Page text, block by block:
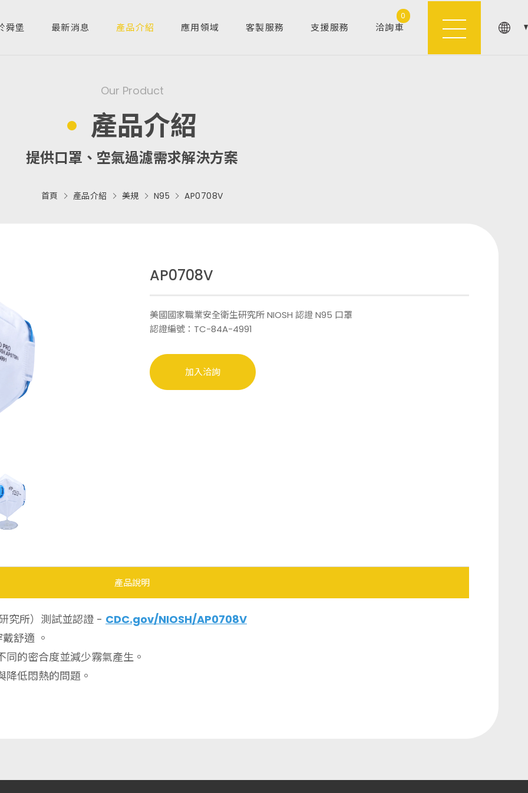
舜堡 最新消息 產品介紹 應用領域 客製服務 支援服務 洽詢車
0
Our Product
產品介紹
提供口罩、空氣過濾需求解決方案
首頁 產品介紹 美規 N95 AP0708V
AP0708V
美國國家職業安全衛生研究所 NIOSH 認證 N95 口罩
認證編號：TC-84A-4991
加入洽詢
產品說明
究所）測試並認證 - CDC.gov/NIOSH/AP0708V
舒適 。
的密合度並減少霧氣產生。
低悶熱的問題。
Made